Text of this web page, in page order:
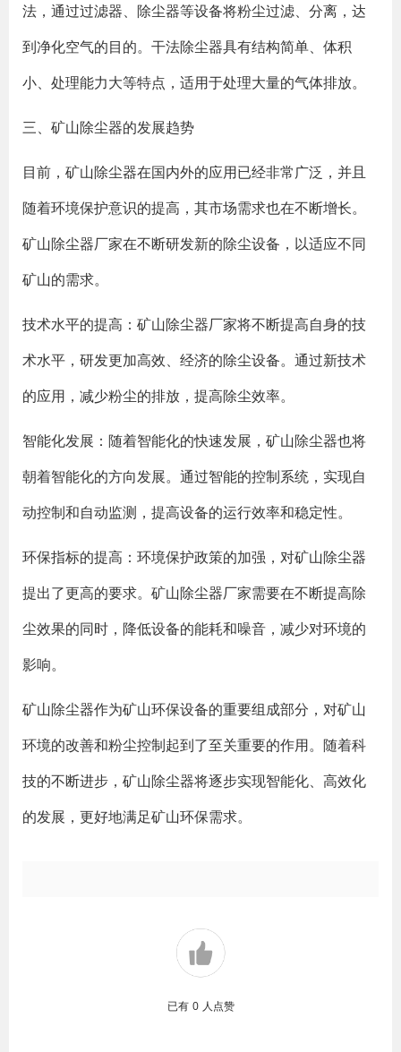
法，通过过滤器、除尘器等设备将粉尘过滤、分离，达
到净化空气的目的。干法除尘器具有结构简单、体积
小、处理能力大等特点，适用于处理大量的气体排放。
三、矿山除尘器的发展趋势
目前，矿山除尘器在国内外的应用已经非常广泛，并且
随着环境保护意识的提高，其市场需求也在不断增长。
矿山除尘器厂家在不断研发新的除尘设备，以适应不同
矿山的需求。
技术水平的提高：矿山除尘器厂家将不断提高自身的技
术水平，研发更加高效、经济的除尘设备。通过新技术
的应用，减少粉尘的排放，提高除尘效率。
智能化发展：随着智能化的快速发展，矿山除尘器也将
朝着智能化的方向发展。通过智能的控制系统，实现自
动控制和自动监测，提高设备的运行效率和稳定性。
环保指标的提高：环境保护政策的加强，对矿山除尘器
提出了更高的要求。矿山除尘器厂家需要在不断提高除
尘效果的同时，降低设备的能耗和噪音，减少对环境的
影响。
矿山除尘器作为矿山环保设备的重要组成部分，对矿山
环境的改善和粉尘控制起到了至关重要的作用。随着科
技的不断进步，矿山除尘器将逐步实现智能化、高效化
的发展，更好地满足矿山环保需求。
已有 0 人点赞